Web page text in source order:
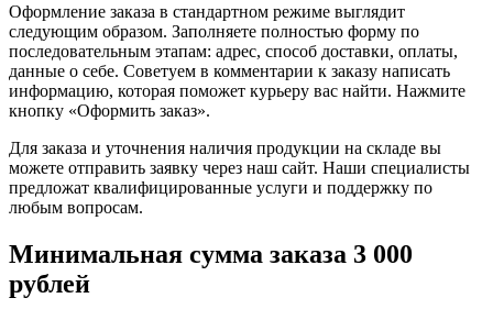
Оформление заказа в стандартном режиме выглядит
следующим образом. Заполняете полностью форму по
последовательным этапам: адрес, способ доставки, оплаты,
данные о себе. Советуем в комментарии к заказу написать
информацию, которая поможет курьеру вас найти. Нажмите
кнопку «Оформить заказ».
Для заказа и уточнения наличия продукции на складе вы
можете отправить заявку через наш сайт. Наши специалисты
предложат квалифицированные услуги и поддержку по
любым вопросам.
Минимальная сумма заказа 3 000
рублей